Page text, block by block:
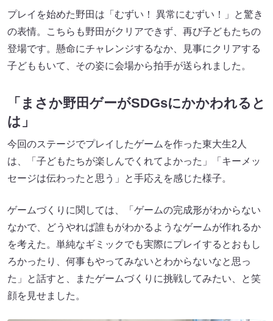
プレイを始めた野田は「むずい！ 異常にむずい！」と驚き
の表情。こちらも野田がクリアできず、再び子どもたちの
登場です。懸命にチャレンジするなか、見事にクリアする
子どももいて、その姿に会場から拍手が送られました。
「まさか野田ゲーがSDGsにかかわれると
は」
今回のステージでプレイしたゲームを作った東大生2人
は、「子どもたちが楽しんでくれてよかった」「キーメッ
セージは伝わったと思う」と手応えを感じた様子。
ゲームづくりに関しては、「ゲームの完成形がわからない
なかで、どうやれば誰もがわかるようなゲームが作れるか
を考えた。単純なギミックでも実際にプレイするとおもし
ろかったり、何事もやってみないとわからないなと思っ
た」と話すと、またゲームづくりに挑戦してみたい、と笑
顔を見せました。